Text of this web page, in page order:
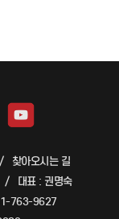
찾아오시는 길
대표 : 권명숙
763-9627